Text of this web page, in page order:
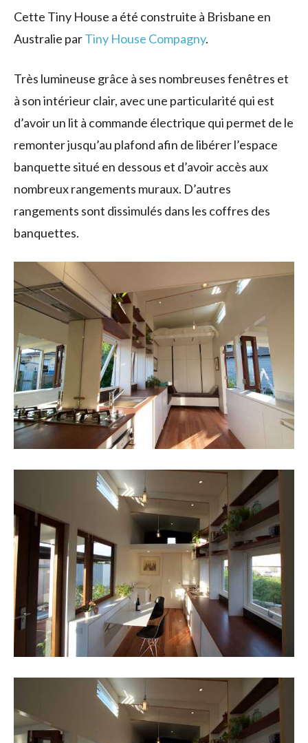
Cette Tiny House a été construite à Brisbane en
Australie parTiny House Compagny.
Très lumineuse grâce à ses nombreuses fenêtres et
à son intérieur clair, avec une particularité qui est
d’avoir un lit à commande électrique qui permet de le
remonter jusqu’au plafond afin de libérer l’espace
banquette situé en dessous et d’avoir accès aux
nombreux rangements muraux. D’autres
rangements sont dissimulés dans les coffres des
banquettes.